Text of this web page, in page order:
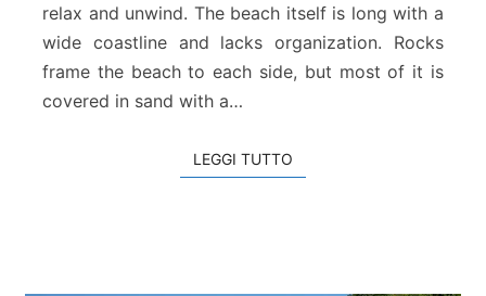
i
o
n
relax and unwind. The beach itself is long with a
wide coastline and lacks organization. Rocks
frame the beach to each side, but most of it is
covered in sand with a…
LEGGI TUTTO